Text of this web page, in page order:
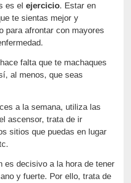
es el ejercicio. Estar en
te sientas mejor y
para afrontar con mayores
falta que te machaques
al menos, que seas
a la semana, utiliza las
ascensor, trata de ir
sitios que puedas en lugar
es decisivo a la hora de tener
y fuerte. Por ello, trata de